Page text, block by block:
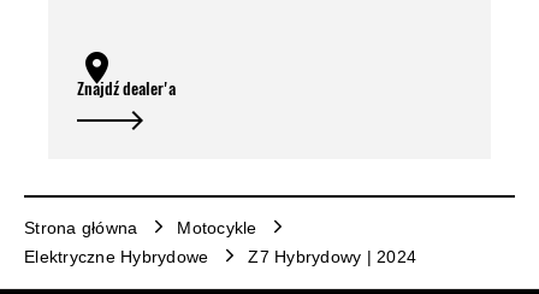
Znajdź dealer'a
Strona główna
Motocykle
Elektryczne Hybrydowe
Z7 Hybrydowy | 2024